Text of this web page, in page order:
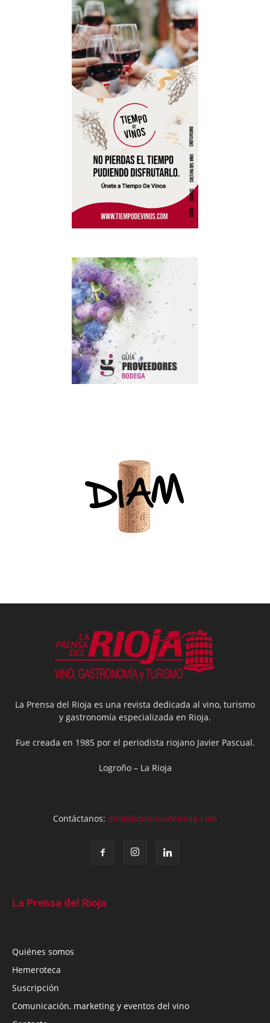
La Prensa del Rioja es una revista dedicada al vino, turismo
y gastronomía especializada en Rioja.
Fue creada en 1985 por el periodista riojano Javier Pascual.
Logroño – La Rioja
Contáctanos: info@laprensadelrioja.com
La Prensa del Rioja
Quiénes somos
Hemeroteca
Suscripción
Comunicación, marketing y eventos del vino